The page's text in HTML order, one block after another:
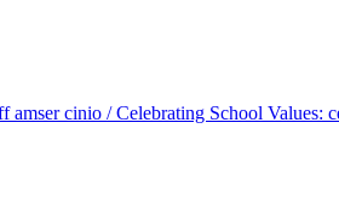
cinio / Celebrating School Values: